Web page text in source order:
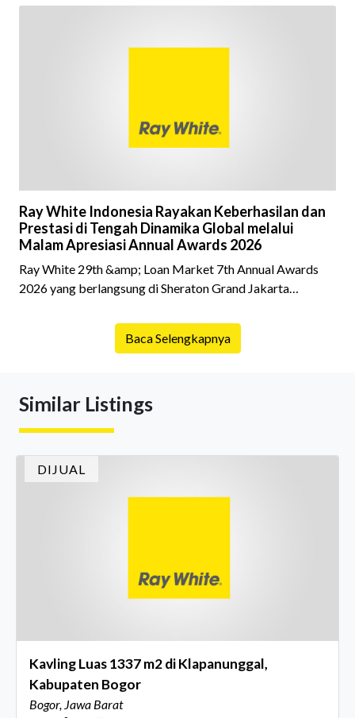
kepemilikan hunian maupun investasi properti. Namun
fokus pada harga atau lokasi tanpa memperhatikan
Ray White Indonesia Rayakan Keberhasilan dan
Prestasi di Tengah Dinamika Global melalui
Malam Apresiasi Annual Awards 2026
Ray White 29th &amp; Loan Market 7th Annual Awards
2026 yang berlangsung di Sheraton Grand Jakarta
istimewa bagi para pelaku industri properti dan keuangan.
Lebih dari 400 marketing executives dan principals
menghidupkan suasana, acara ini dihadiri oleh Country
Baca Selengkapnya
Similar Listings
DIJUAL
Kavling Luas 1337 m2 di Klapanunggal,
Kabupaten Bogor
Bogor, Jawa Barat